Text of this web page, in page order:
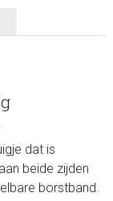
dat is
beide zijden
borstband.